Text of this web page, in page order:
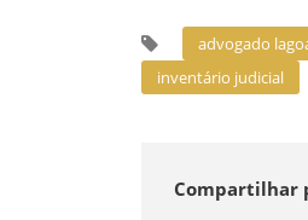
advogado
inventário judicial
Compartilhar